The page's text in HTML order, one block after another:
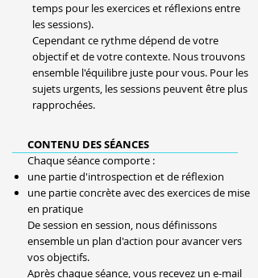
temps pour les exercices et réflexions entre
les sessions).
Cependant ce rythme dépend de votre
objectif et de votre contexte. Nous trouvons
ensemble l'équilibre juste pour vous. Pour les
sujets urgents, les sessions peuvent être plus
rapprochées.
CONTENU DES SÉANCES
Chaque séance comporte :
une partie d'introspection et de réflexion
une partie concrète avec des exercices de mise
en pratique
De session en session, nous définissons
ensemble un plan d'action pour avancer vers
vos objectifs.
Après chaque séance, vous recevez un e-mail